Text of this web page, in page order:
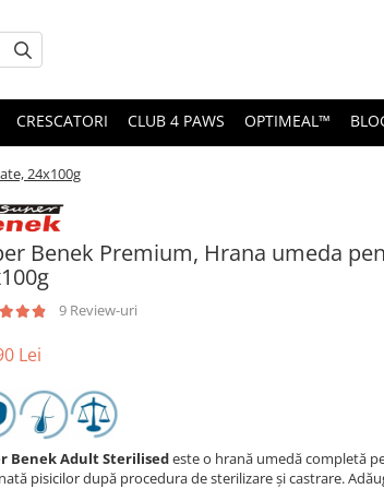
CRESCATORI CLUB 4 PAWS OPTIMEAL™
24x100g
Benek Premium, Hrana umeda
9 Review-uri
Lei
Benek Adult Sterilisedeste o hrană umedă completă
pisicilor după procedura de sterilizare și castrare.